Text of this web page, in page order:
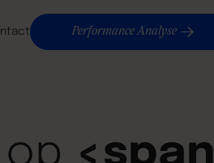
Performance Analyse
<span